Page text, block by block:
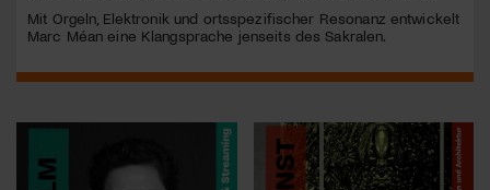
Mit Orgeln, Elektronik und ortsspezifischer Resonanz entwickelt
Marc Méan eine Klangsprache jenseits des Sakralen.